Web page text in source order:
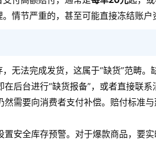
情节严重的，甚至可能直接冻结账户
无法完成发货，这属于“缺货”范畴。
后台进行“缺货报备”，或者直接联
然需要向消费者支付补偿。赔付标准
置安全库存预警。对于爆款商品，要